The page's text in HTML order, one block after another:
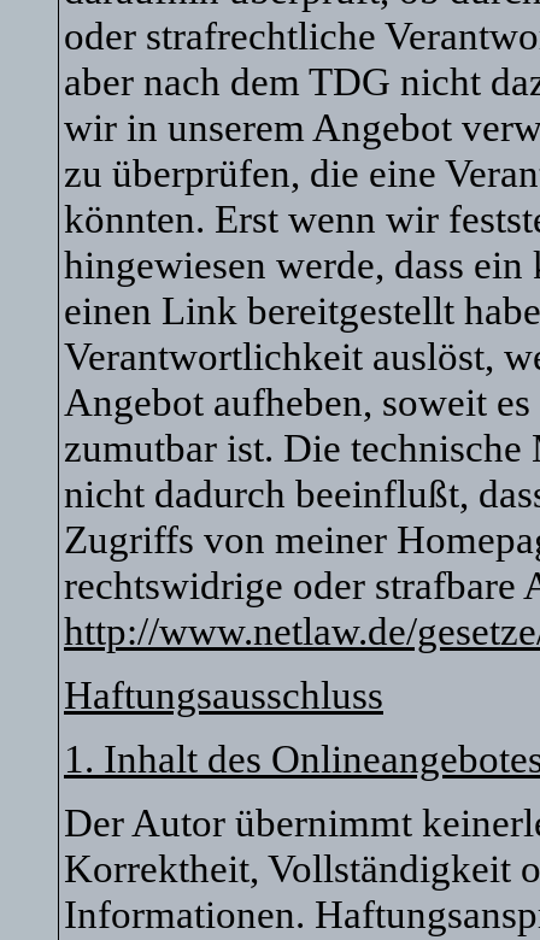
oder strafrechtliche
aber nach dem TDG nicht
wir in unserem Angebot
zu überprüfen, die eine
könnten. Erst wenn wir
hingewiesen werde, dass
einen Link bereitgestellt
Verantwortlichkeit auslöst,
Angebot aufheben, soweit
zumutbar ist. Die
nicht dadurch beeinflußt,
Zugriffs von meiner
rechtswidrige oder strafbare
http://www.netlaw.de/
Haftungsausschluss
1. Inhalt des
Der Autor übernimmt
Korrektheit, Vollständigkeit
Informationen.